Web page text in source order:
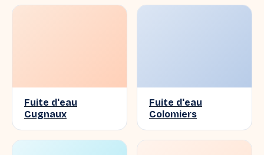
Fuite d'eau
Cugnaux
Fuite d'eau
Colomiers